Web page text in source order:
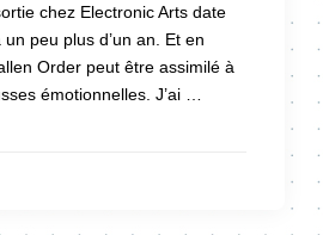
chez Electronic Arts date
un peu plus d’un an. Et en
Order peut être assimilé à
émotionnelles. J’ai …